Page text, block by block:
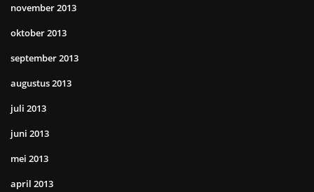
november 2013
oktober 2013
september 2013
augustus 2013
juli 2013
juni 2013
mei 2013
april 2013